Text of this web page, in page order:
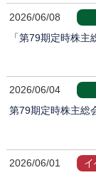
2026/06/08
「第79期定時株
2026/06/04
第79期定時株主総
2026/06/01
イ